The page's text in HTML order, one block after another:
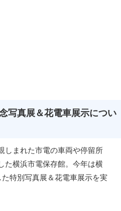
写真展＆花電車展示につい
しまれた市電の車両や停留所
た横浜市電保存館。今年は横
特別写真展＆花電車展示を実